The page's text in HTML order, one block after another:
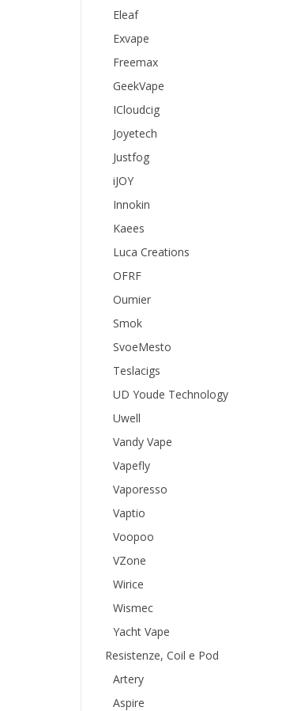
Eleaf
Exvape
Freemax
GeekVape
ICloudcig
Joyetech
Justfog
iJOY
Innokin
Kaees
Luca Creations
OFRF
Oumier
Smok
SvoeMesto
Teslacigs
UD Youde Technology
Uwell
Vandy Vape
Vapefly
Vaporesso
Vaptio
Voopoo
VZone
Wirice
Wismec
Yacht Vape
Resistenze, Coil e Pod
Artery
Aspire